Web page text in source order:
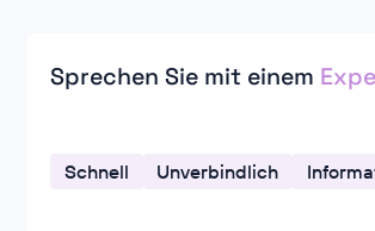
Sprechen Sie mit einem
Schnell Unverbindlich